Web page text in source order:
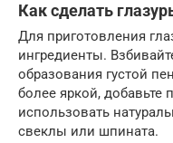
Как сделать
Для приготовления
ингредиенты.
образования густой
более яркой,
использовать
свеклы или шпината.